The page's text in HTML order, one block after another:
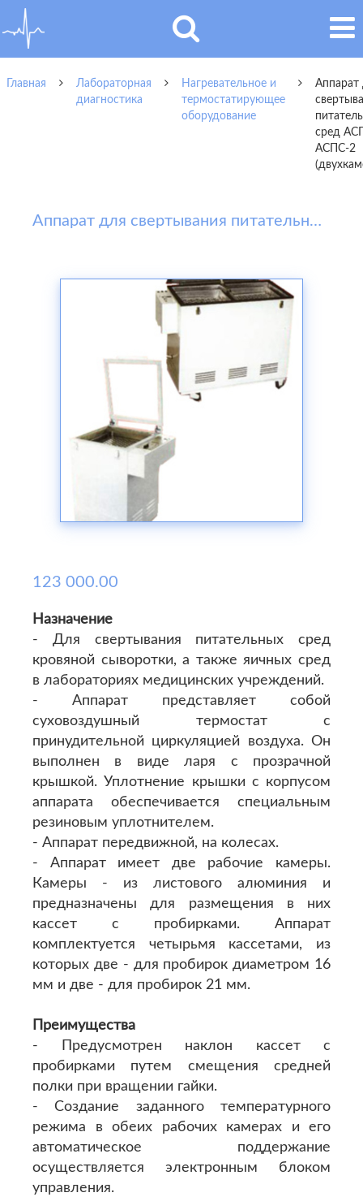
Главная
Лабораторная
диагностика
Нагревательное и
термостатирующее
оборудование
Аппарат
сред
АСПС-2
Аппарат для свертывания питательных сред АСПС, АСПС-2 (двухкамерный)
123 000.00
Назначение
- Для свертывания питательных сред
кровяной сыворотки, а также яичных сред
в лабораториях медицинских учреждений.
- Аппарат представляет собой
суховоздушный термостат с
принудительной циркуляцией воздуха. Он
выполнен в виде ларя с прозрачной
крышкой. Уплотнение крышки с корпусом
аппарата обеспечивается специальным
резиновым уплотнителем.
- Аппарат передвижной, на колесах.
- Аппарат имеет две рабочие камеры.
Камеры - из листового алюминия и
предназначены для размещения в них
кассет с пробирками. Аппарат
комплектуется четырьмя кассетами, из
которых две - для пробирок диаметром 16
мм и две - для пробирок 21 мм.
Преимущества
- Предусмотрен наклон кассет с
пробирками путем смещения средней
полки при вращении гайки.
- Создание заданного температурного
режима в обеих рабочих камерах и его
автоматическое поддержание
осуществляется электронным блоком
управления.